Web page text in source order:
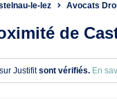
le-lez Avocats
de
Justifitsont vérifiés. En